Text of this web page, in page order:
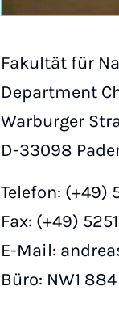
Fakultät für
Department
Warburger
D-33098
Telefon: (+49)
Fax: (+49)
E-Mail:
Büro: NW1 884